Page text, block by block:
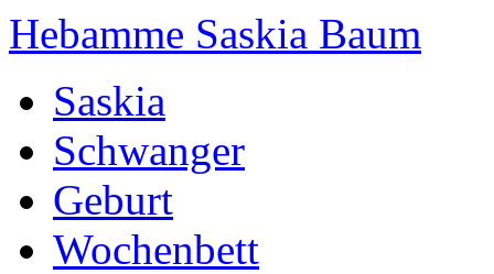
Hebamme Saskia Baum
Saskia
Schwanger
Geburt
Wochenbett